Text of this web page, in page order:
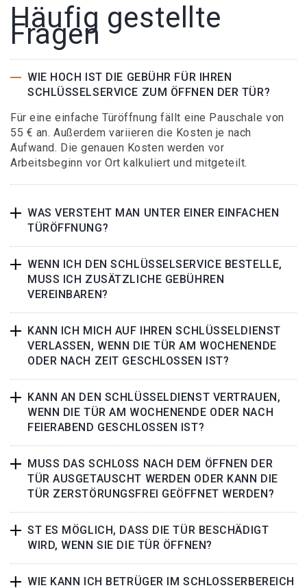
Häufig gestellte
Fragen
WIE HOCH IST DIE GEBÜHR FÜR IHREN
SCHLÜSSELSERVICE ZUM ÖFFNEN DER TÜR?
Für eine einfache Türöffnung fällt eine Pauschale von
55 € an. Außerdem variieren die Kosten je nach
Aufwand. Die genauen Kosten werden vor
Arbeitsbeginn vor Ort kalkuliert und mitgeteilt.
WAS VERSTEHT MAN UNTER EINER EINFACHEN
TÜRÖFFNUNG?
WENN ICH DEN SCHLÜSSELSERVICE BESTELLE,
MUSS ICH ZUSÄTZLICHE GEBÜHREN
VEREINBAREN?
KANN ICH MICH AUF IHREN SCHLÜSSELDIENST
VERLASSEN, WENN DIE TÜR AM WOCHENENDE
ODER NACH ZEIT GESCHLOSSEN IST?
KANN AN DEN SCHLÜSSELDIENST VERTRAUEN,
WENN DIE TÜR AM WOCHENENDE ODER NACH
FEIERABEND GESCHLOSSEN IST?
MUSS DAS SCHLOSS NACH DEM ÖFFNEN DER
TÜR AUSGETAUSCHT WERDEN ODER KANN DIE
TÜR ZERSTÖRUNGSFREI GEÖFFNET WERDEN?
ST ES MÖGLICH, DASS DIE TÜR BESCHÄDIGT
WIRD, WENN SIE DIE TÜR ÖFFNEN?
WIE KANN ICH BETRÜGER IM SCHLOSSERBEREICH